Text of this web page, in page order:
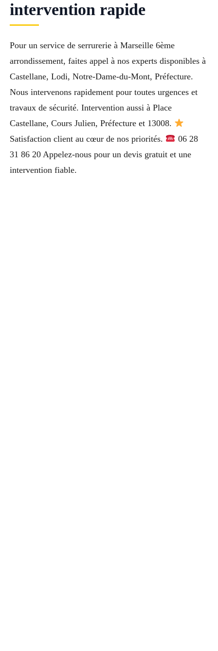
intervention rapide
Pour un service de serrurerie à Marseille 6ème
arrondissement, faites appel à nos experts disponibles à
Castellane, Lodi, Notre-Dame-du-Mont, Préfecture.
Nous intervenons rapidement pour toutes urgences et
travaux de sécurité. Intervention aussi à Place
Castellane, Cours Julien, Préfecture et 13008.
Satisfaction client au cœur de nos priorités.
06 28
31 86 20 Appelez-nous pour un devis gratuit et une
intervention fiable.